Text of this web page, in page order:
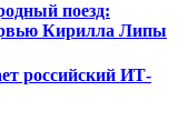
поезд:
Кирилла Липы
российский ИТ-